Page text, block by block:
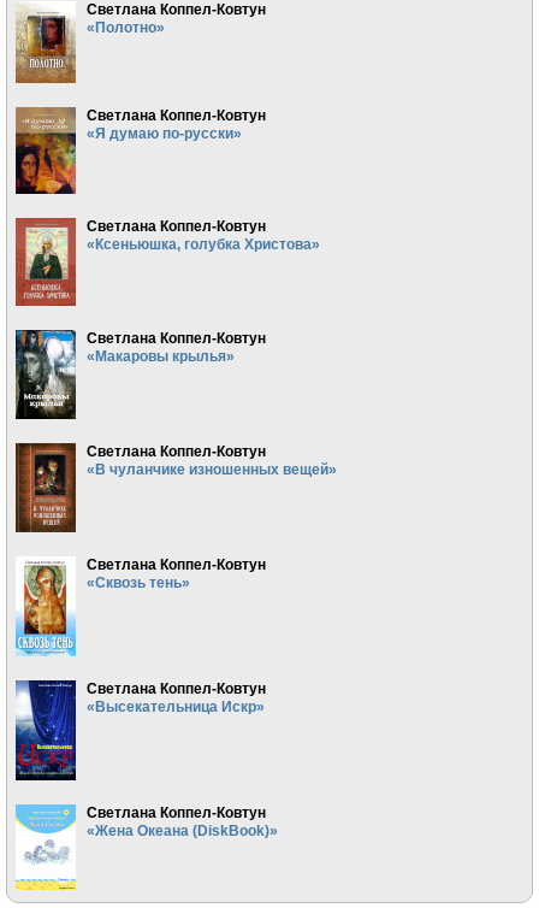
Светлана Коппел-Ковтун
«Полотно»
Светлана Коппел-Ковтун
«Я думаю по-русски»
Светлана Коппел-Ковтун
«Ксеньюшка, голубка Христова»
Светлана Коппел-Ковтун
«Макаровы крылья»
Светлана Коппел-Ковтун
«В чуланчике изношенных вещей»
Светлана Коппел-Ковтун
«Сквозь тень»
Светлана Коппел-Ковтун
«Высекательница Искр»
Светлана Коппел-Ковтун
«Жена Океана (DiskBook)»